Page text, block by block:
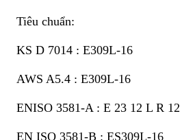
Tiêu chuẩn:
KS D 7014 : E309L-16
AWS A5.4 : E309L-16
ENISO 3581-A : E 23 12 L R 12
EN ISO 3581-B : ES309L-16